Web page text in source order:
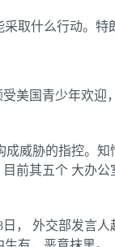
取什么行动。特
美国青少年欢迎
威胁的指控。知
前其五个 大办公
， 外交部发言